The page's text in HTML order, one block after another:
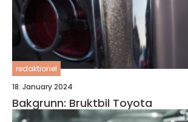
redaktionel
18. January 2024
Bakgrunn: Bruktbil Toyota